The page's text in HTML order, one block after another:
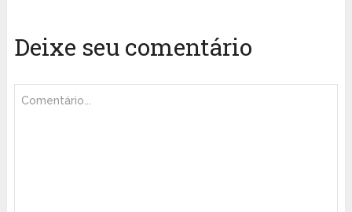
Deixe seu comentário